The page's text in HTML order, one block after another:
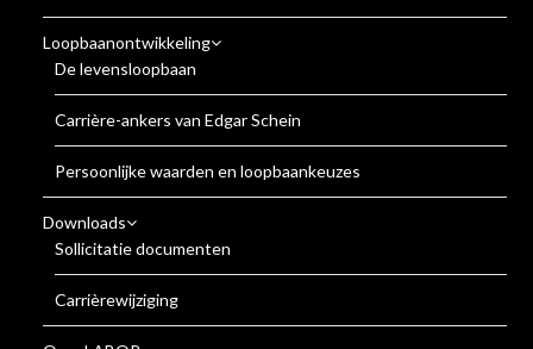
Loopbaanontwikkeling
De levensloopbaan
Carrière-ankers van Edgar Schein
Persoonlijke waarden en loopbaankeuzes
Downloads
Sollicitatie documenten
Carrièrewijziging